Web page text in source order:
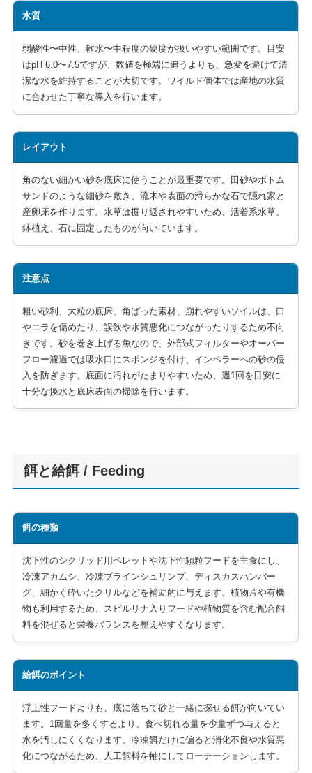
水質
弱酸性〜中性、軟水〜中程度の硬度が扱いやすい範囲です。目安
はpH 6.0〜7.5ですが、数値を極端に追うよりも、急変を避けて清
潔な水を維持することが大切です。ワイルド個体では産地の水質
に合わせた丁寧な導入を行います。
レイアウト
角のない細かい砂を底床に使うことが最重要です。田砂やボトム
サンドのような細砂を敷き、流木や表面の滑らかな石で隠れ家と
産卵床を作ります。水草は掘り返されやすいため、活着系水草、
鉢植え、石に固定したものが向いています。
注意点
粗い砂利、大粒の底床、角ばった素材、崩れやすいソイルは、口
やエラを傷めたり、誤飲や水質悪化につながったりするため不向
きです。砂を巻き上げる魚なので、外部式フィルターやオーバー
フロー濾過では吸水口にスポンジを付け、インペラーへの砂の侵
入を防ぎます。底面に汚れがたまりやすいため、週1回を目安に
十分な換水と底床表面の掃除を行います。
餌と給餌 / Feeding
餌の種類
沈下性のシクリッド用ペレットや沈下性顆粒フードを主食にし、
冷凍アカムシ、冷凍ブラインシュリンプ、ディスカスハンバー
グ、細かく砕いたクリルなどを補助的に与えます。植物片や有機
物も利用するため、スピルリナ入りフードや植物質を含む配合飼
料を混ぜると栄養バランスを整えやすくなります。
給餌のポイント
浮上性フードよりも、底に落ちて砂と一緒に探せる餌が向いてい
ます。1回量を多くするより、食べ切れる量を少量ずつ与えると
水を汚しにくくなります。冷凍餌だけに偏ると消化不良や水質悪
化につながるため、人工飼料を軸にしてローテーションします。